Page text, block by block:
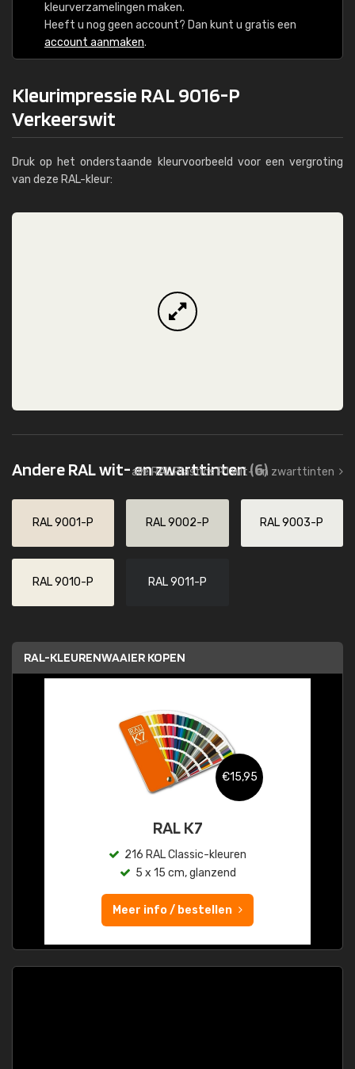
kleurverzamelingen maken.
Heeft u nog geen account? Dan kunt u gratis een
account aanmaken.
Kleurimpressie RAL 9016-P
Verkeerswit
Druk op het onderstaande kleurvoorbeeld voor een vergroting
van deze RAL-kleur:
Andere RAL wit- en zwarttinten(6)
alle RAL Plastics P1 wit- en zwarttinten
RAL 9001-P RAL 9002-P RAL 9003-P
RAL 9010-P RAL 9011-P
RAL-KLEURENWAAIER KOPEN
€15,95
RAL K7
216 RAL Classic-kleuren
5 x 15 cm, glanzend
Meer info / bestellen